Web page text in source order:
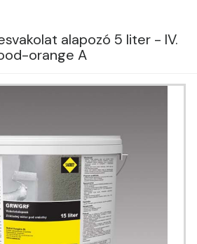
alapozó 5 liter - IV.
orange A